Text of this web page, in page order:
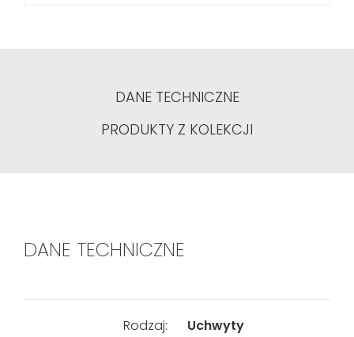
DANE TECHNICZNE
PRODUKTY Z KOLEKCJI
DANE TECHNICZNE
Rodzaj: Uchwyty